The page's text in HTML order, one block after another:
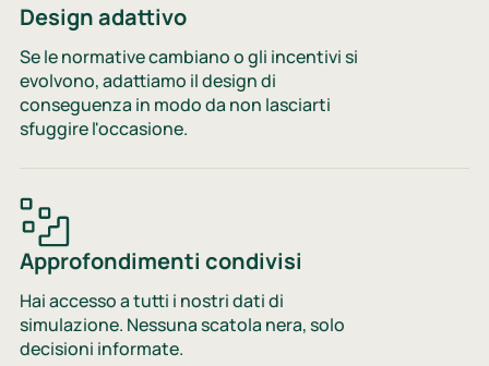
Design adattivo
Se le normative cambiano o gli incentivi si
evolvono, adattiamo il design di
conseguenza in modo da non lasciarti
sfuggire l'occasione.
Approfondimenti condivisi
Hai accesso a tutti i nostri dati di
simulazione. Nessuna scatola nera, solo
decisioni informate.